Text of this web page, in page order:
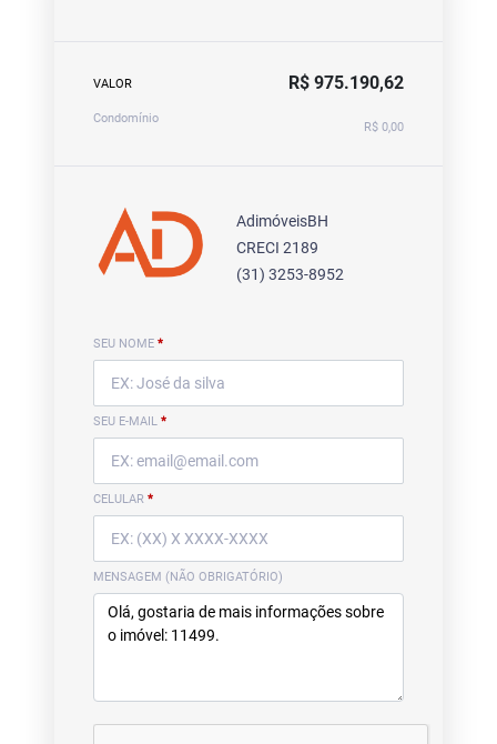
VALOR R$ 975.190,62
Condomínio
R$ 0,00
AdimóveisBH
CRECI 2189
(31) 3253-8952
SEU NOME *
SEU E-MAIL *
CELULAR *
MENSAGEM (NÃO OBRIGATÓRIO)